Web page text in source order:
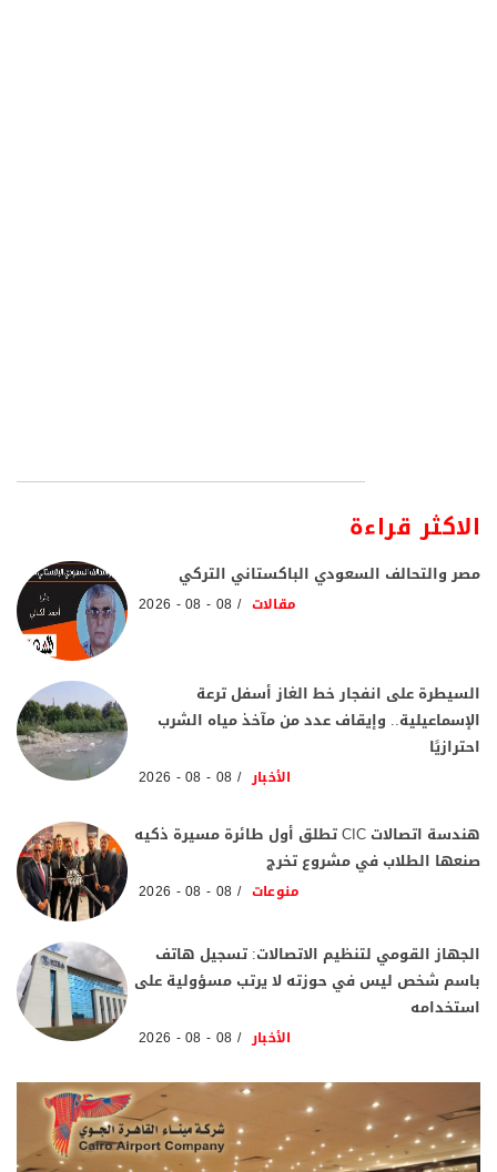
الاكثر قراءة
مصر والتحالف السعودي الباكستاني التركي
مقالات 08 - 08 - 2026
السيطرة على انفجار خط الغاز أسفل ترعة
الإسماعيلية.. وإيقاف عدد من مآخذ مياه الشرب
احترازيًا
الأخبار 08 - 08 - 2026
هندسة اتصالات CIC تطلق أول طائرة مسيرة ذكيه
صنعها الطلاب في مشروع تخرج
منوعات 08 - 08 - 2026
الجهاز القومي لتنظيم الاتصالات: تسجيل هاتف
باسم شخص ليس في حوزته لا يرتب مسؤولية على
استخدامه
الأخبار 08 - 08 - 2026